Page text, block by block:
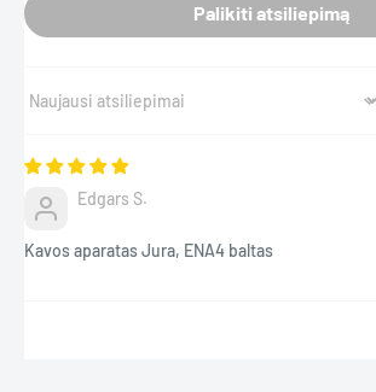
Palikiti atsiliepimą
Sort by
Edgars S.
Kavos aparatas Jura, ENA4 baltas